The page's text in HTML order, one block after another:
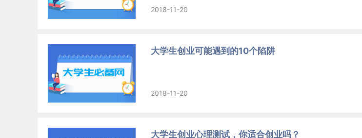
2018-11-20
大学生创业可能遇到的10个陷阱
2018-11-20
大学生创业心理测试，你适合创业吗？